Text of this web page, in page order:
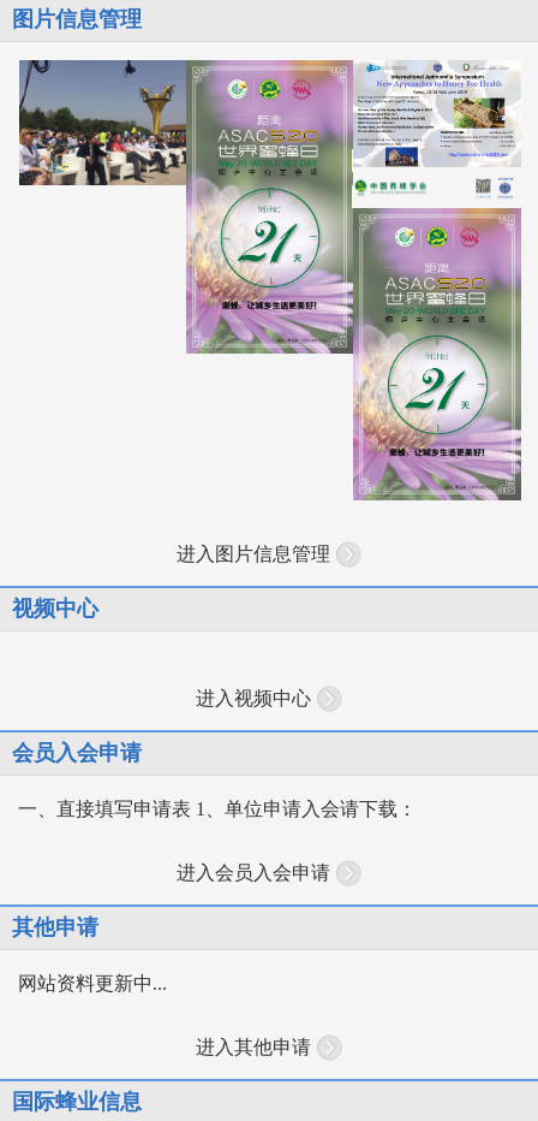
图片信息管理
进入图片信息管理
视频中心
进入视频中心
会员入会申请
一、直接填写申请表 1、单位申请入会请下载：
进入会员入会申请
其他申请
网站资料更新中...
进入其他申请
国际蜂业信息